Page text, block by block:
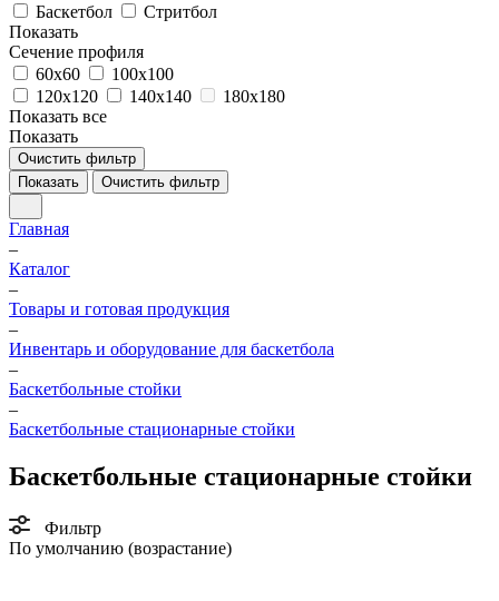
Баскетбол
Стритбол
Показать
Сечение профиля
60х60
100х100
120х120
140х140
180х180
Показать все
Показать
Очистить фильтр
Показать
Очистить фильтр
Главная
–
Каталог
–
Товары и готовая продукция
–
Инвентарь и оборудование для баскетбола
–
Баскетбольные стойки
–
Баскетбольные стационарные стойки
Баскетбольные стационарные стойки
Фильтр
По умолчанию (возрастание)